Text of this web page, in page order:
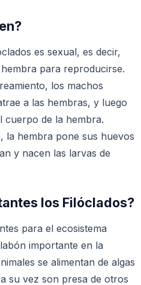
es sexual, es decir,
para reproducirse.
los machos
a las hembras, y luego
cuerpo de la hembra.
la hembra pone sus huevos
y nacen las larvas de
los Filóclados?
para el ecosistema
importante en la
se alimentan de algas
su vez son presa de otros